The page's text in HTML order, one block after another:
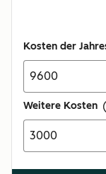
Kosten der
Weitere Kosten